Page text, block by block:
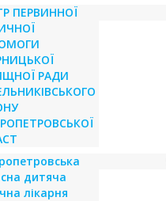
ПЕРВИННОЇ
РАДИ
дитяча
лікарня